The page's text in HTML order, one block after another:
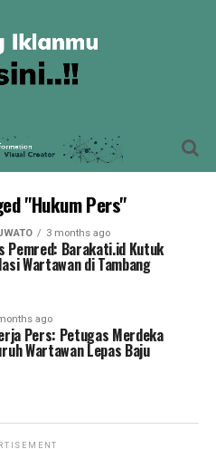
"Hukum Pers"
3 months ago
Pemred: Barakati.id Kutuk
Wartawan di Tambang
ago
Pers: Petugas Merdeka
Wartawan Lepas Baju